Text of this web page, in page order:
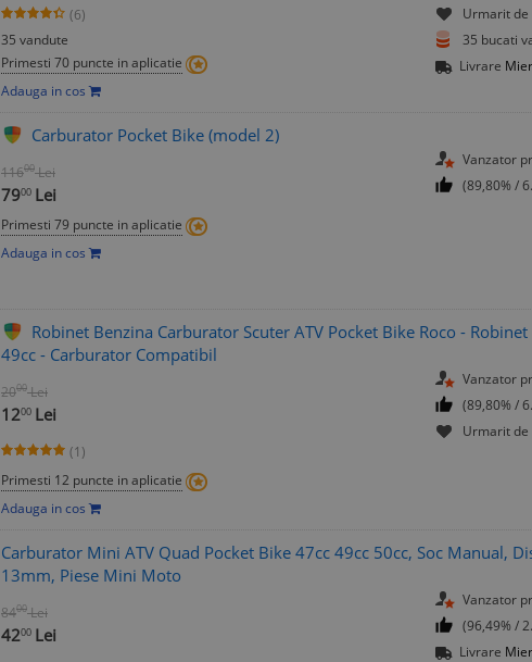
(6)
35 vandute
Primesti 70 puncte in aplicatie
Adauga in cos
Urmarit
35 bucati
Livrare
Carburator Pocket Bike (model 2)
11600 Lei
7900 Lei
Primesti 79 puncte in aplicatie
Adauga in cos
Vanzator
(89,80% /
Robinet Benzina Carburator Scuter ATV Pocket Bike Roco -
49cc - Carburator Compatibil
2000 Lei
1200 Lei
(1)
Primesti 12 puncte in aplicatie
Adauga in cos
Vanzator
(89,80% /
Urmarit
Carburator Mini ATV Quad Pocket Bike 47cc 49cc 50cc, Soc Manual,
13mm, Piese Mini Moto
8400 Lei
4200 Lei
Vanzator
(96,49% /
Livrare